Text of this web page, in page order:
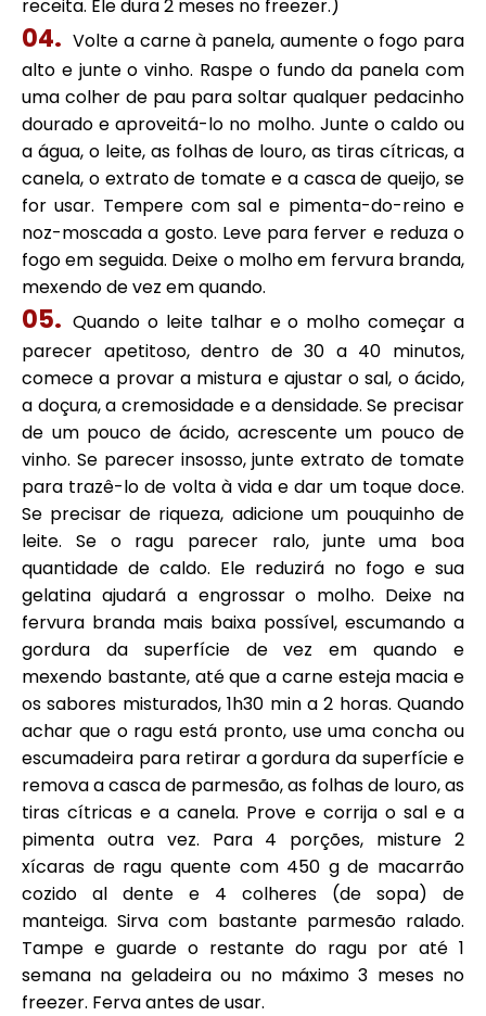
receita. Ele dura 2 meses no freezer.)
Volte a carne à panela, aumente o fogo para
alto e junte o vinho. Raspe o fundo da panela com
uma colher de pau para soltar qualquer pedacinho
dourado e aproveitá-lo no molho. Junte o caldo ou
a água, o leite, as folhas de louro, as tiras cítricas, a
canela, o extrato de tomate e a casca de queijo, se
for usar. Tempere com sal e pimenta-do-reino e
noz-moscada a gosto. Leve para ferver e reduza o
fogo em seguida. Deixe o molho em fervura branda,
mexendo de vez em quando.
Quando o leite talhar e o molho começar a
parecer apetitoso, dentro de 30 a 40 minutos,
comece a provar a mistura e ajustar o sal, o ácido,
a doçura, a cremosidade e a densidade. Se precisar
de um pouco de ácido, acrescente um pouco de
vinho. Se parecer insosso, junte extrato de tomate
para trazê-lo de volta à vida e dar um toque doce.
Se precisar de riqueza, adicione um pouquinho de
leite. Se o ragu parecer ralo, junte uma boa
quantidade de caldo. Ele reduzirá no fogo e sua
gelatina ajudará a engrossar o molho. Deixe na
fervura branda mais baixa possível, escumando a
gordura da superfície de vez em quando e
mexendo bastante, até que a carne esteja macia e
os sabores misturados, 1h30 min a 2 horas. Quando
achar que o ragu está pronto, use uma concha ou
escumadeira para retirar a gordura da superfície e
remova a casca de parmesão, as folhas de louro, as
tiras cítricas e a canela. Prove e corrija o sal e a
pimenta outra vez. Para 4 porções, misture 2
xícaras de ragu quente com 450 g de macarrão
cozido al dente e 4 colheres (de sopa) de
manteiga. Sirva com bastante parmesão ralado.
Tampe e guarde o restante do ragu por até 1
semana na geladeira ou no máximo 3 meses no
freezer. Ferva antes de usar.